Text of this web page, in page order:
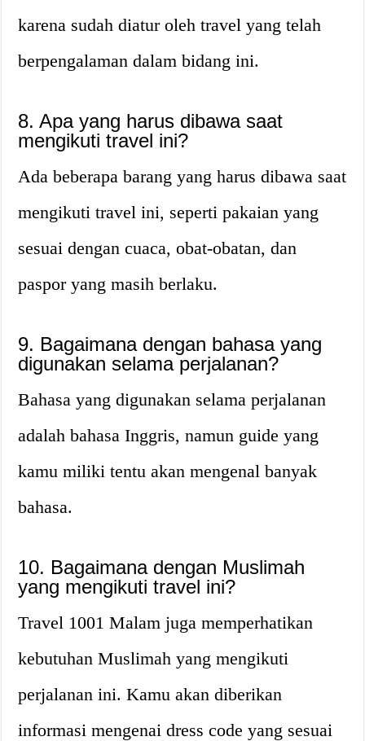
karena sudah diatur oleh travel yang telah
berpengalaman dalam bidang ini.
8. Apa yang harus dibawa saat
mengikuti travel ini?
Ada beberapa barang yang harus dibawa saat
mengikuti travel ini, seperti pakaian yang
sesuai dengan cuaca, obat-obatan, dan
paspor yang masih berlaku.
9. Bagaimana dengan bahasa yang
digunakan selama perjalanan?
Bahasa yang digunakan selama perjalanan
adalah bahasa Inggris, namun guide yang
kamu miliki tentu akan mengenal banyak
bahasa.
10. Bagaimana dengan Muslimah
yang mengikuti travel ini?
Travel 1001 Malam juga memperhatikan
kebutuhan Muslimah yang mengikuti
perjalanan ini. Kamu akan diberikan
informasi mengenai dress code yang sesuai